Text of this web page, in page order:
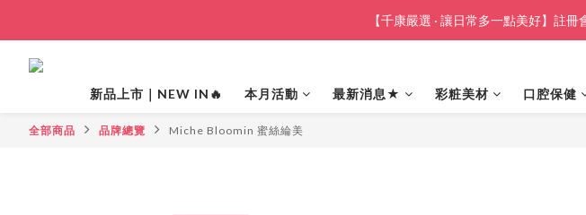
【千康嚴選 · 讓日常多一點美好】註
新品上市｜NEW IN🔥 本月活動 最新消息★ 彩粧美材 口腔保健
全部商品 品牌總覽 Miche Bloomin 蜜絲綸美